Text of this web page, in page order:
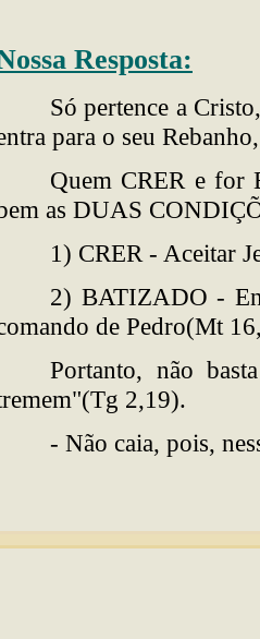
Resposta:
Só pertence a
para o seu
Quem CRER e for
as DUAS
1) CRER - Aceitar
2) BATIZADO -
de Pedro(Mt
Portanto, não
2,19).
- Não caia, pois,